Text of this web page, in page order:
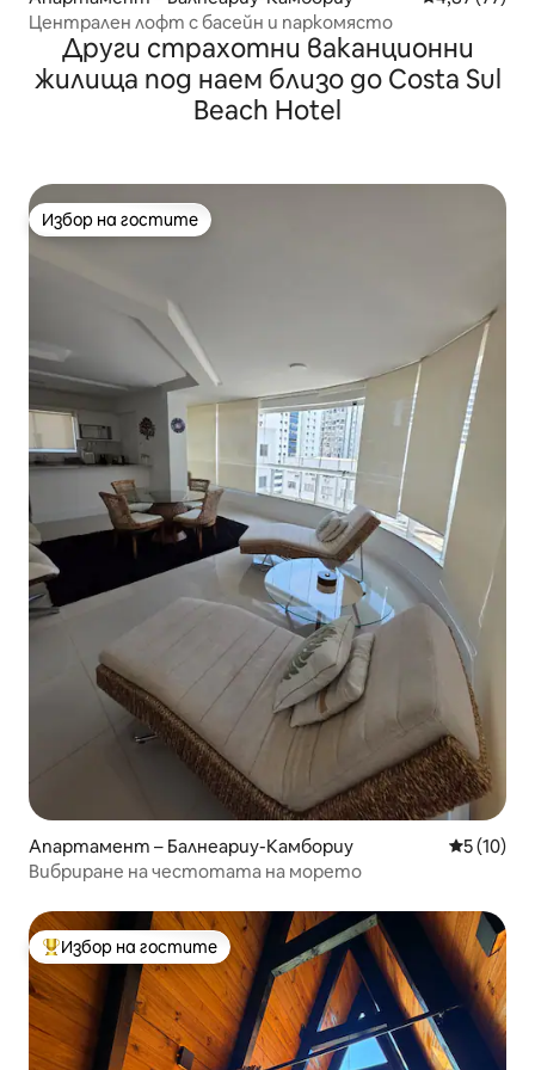
Централен лофт с басейн и паркомясто
Други страхотни ваканционни
жилища под наем близо до Costa Sul
Beach Hotel
Избор на гостите
Избор на гостите
Апартамент – Балнеариу-Камбориу Средна
5 (10)
​Вибриране на честотата на морето
Най-популярен избор на гостите
Избор на гостите